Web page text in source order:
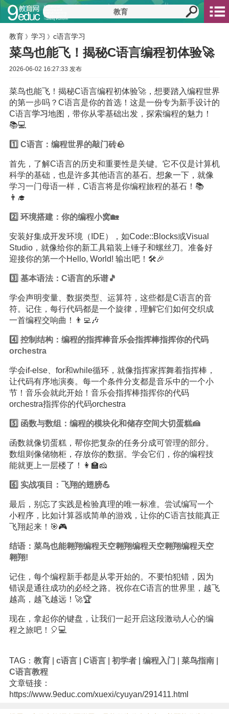
教育 》 学习 》 c语言学习
菜鸟也能飞！揭秘C语言编程初体验🚀
2026-06-02 16:27:33 发布
菜鸟也能飞！揭秘C语言编程初体验🚀，想要踏入编程世界
的第一步吗？C语言是你的首选！这是一份专为新手设计的
C语言学习地图，带你从零基础出发，探索编程的魅力！
📚💻
1️⃣ C语言：编程世界的敲门砖🪨
首先，了解C语言的历史和重要性是关键。它不仅是计算机
科学的基础，也是许多其他语言的基石。想象一下，就像
学习一门母语一样，C语言将是你编程旅程的基石！📚
👨‍🎓
2️⃣ 环境搭建：你的编程小窝🏡
安装好集成开发环境（IDE），如Code::Blocks或Visual
Studio，就像给你的新工具箱装上锤子和螺丝刀。准备好
迎接你的第一个Hello, World! 输出吧！🛠️🎉
3️⃣ 基本语法：C语言的乐谱🎵
学会声明变量、数据类型、运算符，这些都是C语言的音
符。记住，每行代码都是一个旋律，理解它们如何交织成
一首编程交响曲！👨‍💻🎶
4️⃣ 控制结构：编程的指挥棒音乐会指挥棒指挥你的代码
orchestra
学会if-else、for和while循环，就像指挥家挥舞着指挥棒，
让代码有序地演奏。每一个条件分支都是音乐中的一个小
节！音乐会就此开始！音乐会指挥棒指挥你的代码
orchestra指挥你的代码orchestra
5️⃣ 函数与数组：编程的模块化和储存空间大切蛋糕🍰
函数就像切蛋糕，帮你把复杂的任务分成可管理的部分。
数组则像储物柜，存放你的数据。学会它们，你的编程技
能就更上一层楼了！👩‍🏫🧀
6️⃣ 实战项目：飞翔的翅膀💪
最后，别忘了实践是检验真理的唯一标准。尝试编写一个
小程序，比如计算器或简单的游戏，让你的C语言技能真正
飞翔起来！🎯🎮
结语：菜鸟也能翱翔编程天空翱翔编程天空翱翔编程天空
翱翔!
记住，每个编程新手都是从零开始的。不要怕犯错，因为
错误是通往成功的必经之路。祝你在C语言的世界里，越飞
越高，越飞越远！🚀🏆
现在，拿起你的键盘，让我们一起开启这段激动人心的编
程之旅吧！🎈💻
TAG： 教育| c语言| C语言| 初学者| 编程入门 菜鸟指南|
C语言教程
文章链接：
https://www.9educ.com/xuexi/cyuyan/291411.html